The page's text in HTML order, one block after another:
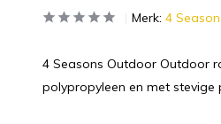
Merk: 4
4 Seasons Outdoor Outdoor
polypropyleen en met stevige